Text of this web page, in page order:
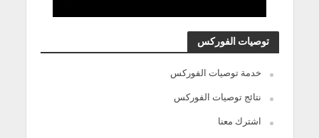
توصيات الفوركس
خدمة توصيات الفوركس
نتائج توصيات الفوركس
اشترك معنا